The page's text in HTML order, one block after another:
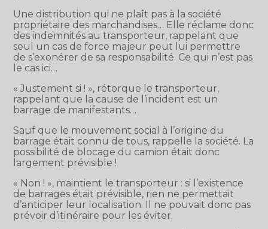
Une distribution qui ne plaît pas à la société
propriétaire des marchandises… Elle réclame donc
des indemnités au transporteur, rappelant que
seul un cas de force majeur peut lui permettre
de s’exonérer de sa responsabilité. Ce qui n’est pas
le cas ici…
« Justement si ! », rétorque le transporteur,
rappelant que la cause de l’incident est un
barrage de manifestants…
Sauf que le mouvement social à l’origine du
barrage était connu de tous, rappelle la société. La
possibilité de blocage du camion était donc
largement prévisible !
« Non ! », maintient le transporteur : si l’existence
de barrages était prévisible, rien ne permettait
d’anticiper leur localisation. Il ne pouvait donc pas
prévoir d’itinéraire pour les éviter.